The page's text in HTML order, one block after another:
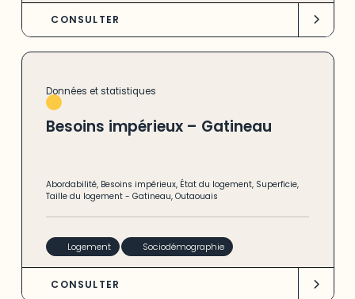
CONSULTER
Données et statistiques
Besoins impérieux – Gatineau
Abordabilité, Besoins impérieux, État du logement, Superficie,
Taille du logement -Gatineau,Outaouais
Logement Sociodémographie
CONSULTER